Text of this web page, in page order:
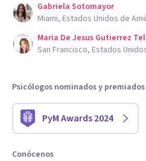
Gabriela Sotomayor
Miami, Estados Unidos de
Maria De Jesus Gutierrez
San Francisco, Estados
Psicólogos nominados y premiados
PyM Awards 2024
Conócenos